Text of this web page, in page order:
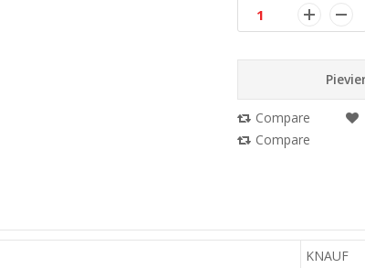
Compare
Compare
KNAUF